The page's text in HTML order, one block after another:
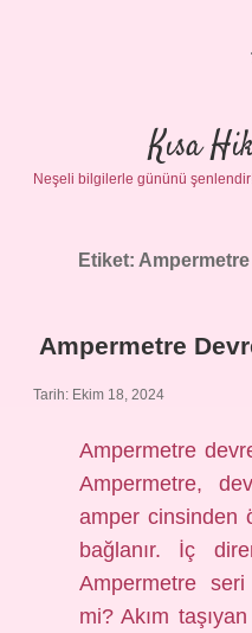
Kısa
Neşeli bilgilerle gününü
Etiket:
Ampermetre
Tarih: Ekim 18, 2024
Ampermetre
Ampermetre,
amper cinsinden
bağlanır. İç
Ampermetre
mi? Akım